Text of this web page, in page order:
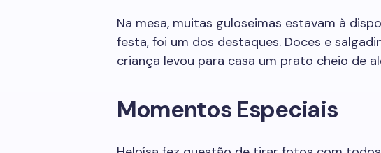
Na mesa, muitas guloseimas estavam à
festa, foi um dos destaques. Doces e
criança levou para casa um prato cheio de
Momentos Especiais